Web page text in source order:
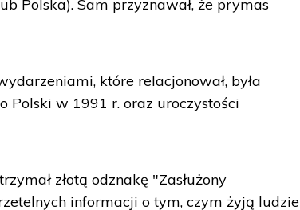
Polska). Sam przyznawał, że prymas
które relacjonował, była
Polski w 1991 r. oraz uroczystości
złotą odznakę "Zasłużony
informacji o tym, czym żyją ludzie